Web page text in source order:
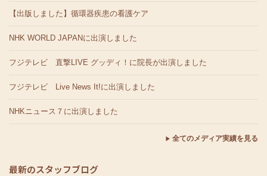
【出版しました】循環器疾患の看護ケア
NHK WORLD JAPANに出演しました
フジテレビ 直撃LIVE グッディ！に院長が出演しました
フジテレビ Live News It!に出演しました
NHKニュース７に出演しました
全てのメディア実績を見る
最新のスタッフブログ